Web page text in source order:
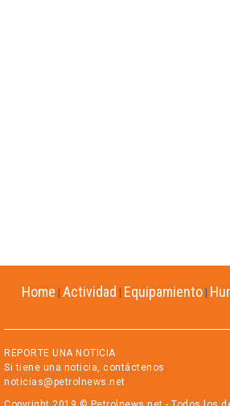
Home Actividad Equipamiento
REPORTE UNA NOTICIA
Si tiene una noticia, contáctenos
noticias@petrolnews.net